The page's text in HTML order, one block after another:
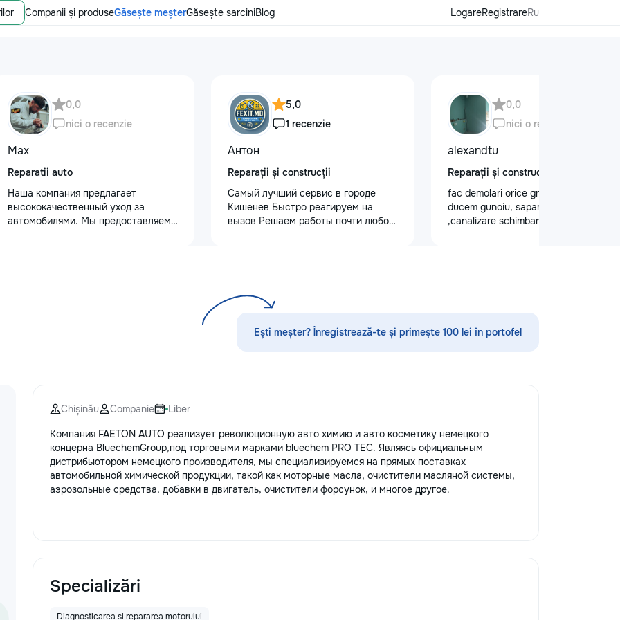
Companii și produseGăsește meșterGăsește sarciniBlog LogareRegistrareRu
0,0
nici o recenzie
Max
Reparatii auto
Наша компания предлагает
высококачественный уход за
автомобилями. Мы предоставляем
законодательством и химчистку
салона. Услуги по полировке хрома
и антихрому придают автомобилю
стиль, а защитная пленка на фары
защищает от повреждений. Мы
придерживаемся высоких
используя передовые технологии.
5,0
1 recenzie
Антон
Reparații și construcții
Самый лучший сервис в городе
Кишенев Быстро реагируем на
вызов Решаем работы почти любой
услуги “Муж на час” помогут вам
ремонтами и задачами в доме и на
быстрота и точность в установке
мебели: от стульев до шкафов и
полок. • Монтаж и крепление —
установка картин, зеркал, полок,
крючков и штор. Все крепления
0,0
nici o recenzie
alexandtu
Reparații și construcții
fac demolari orice greutate de lucru si
ducem gunoiu, sapam gropi
,canalizare schimbam trubele.Montam
Ești meșter? Înregistrează-te și primește 100 lei în portofel
Chișinău Companie
Liber
Компания FAETON AUTO реализует революционную авто химию и авто косметику немецкого
концерна BluechemGroup,под торговыми марками bluechem PRO TEC. Являясь официальным
дистрибьютором немецкого производителя, мы специализируемся на прямых поставках
автомобильной химической продукции, такой как моторные масла, очистители масляной системы,
аэрозольные средства, добавки в двигатель, очистители форсунок, и многое другое.
Specializări
Diagnosticarea și repararea motorului